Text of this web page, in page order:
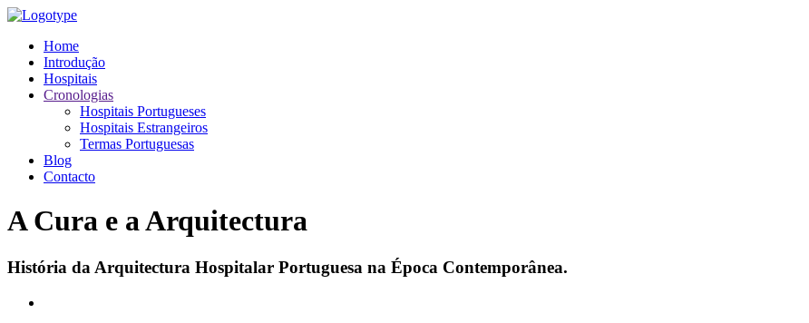
Home
Introdução
Hospitais
Cronologias
Hospitais Portugueses
Hospitais Estrangeiros
Termas Portuguesas
Blog
Contacto
A Cura e a Arquitectura
História da Arquitectura Hospitalar Portuguesa na Época Contemporânea.